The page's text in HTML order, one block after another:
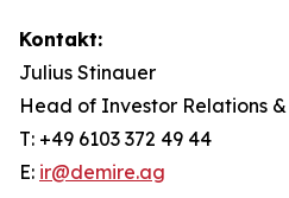
Kontakt:
Julius Stinauer
Head of Investor Relations
T: +49 6103 372 49 44
E: ir@demire.ag